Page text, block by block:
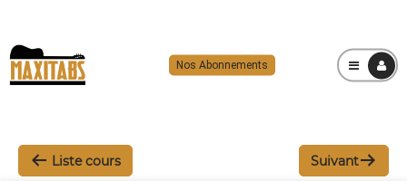
Nos Abonnements MENU
Liste cours Suivant